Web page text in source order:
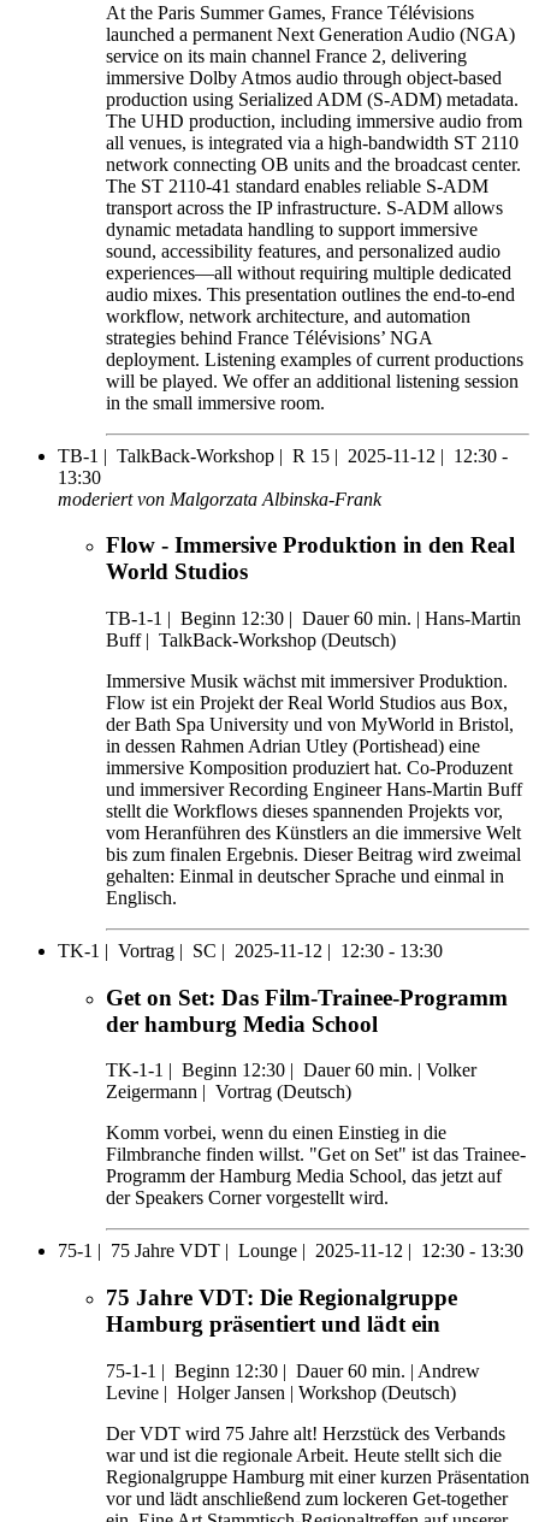
At the Paris Summer Games, France Télévisions
launched a permanent Next Generation Audio (NGA)
service on its main channel France 2, delivering
immersive Dolby Atmos audio through object-based
production using Serialized ADM (S-ADM) metadata.
The UHD production, including immersive audio from
all venues, is integrated via a high-bandwidth ST 2110
network connecting OB units and the broadcast center.
The ST 2110-41 standard enables reliable S-ADM
transport across the IP infrastructure. S-ADM allows
dynamic metadata handling to support immersive
sound, accessibility features, and personalized audio
experiences—all without requiring multiple dedicated
audio mixes. This presentation outlines the end-to-end
workflow, network architecture, and automation
strategies behind France Télévisions’ NGA
deployment. Listening examples of current productions
will be played. We offer an additional listening session
in the small immersive room.
TB-1 | TalkBack-Workshop | R 15 | 2025-11-12 | 12:30 -
13:30
moderiert von Malgorzata Albinska-Frank
Flow - Immersive Produktion in den Real
World Studios
TB-1-1 | Beginn 12:30 | Dauer 60 min. | Hans-Martin
Buff | TalkBack-Workshop (Deutsch)
Immersive Musik wächst mit immersiver Produktion.
Flow ist ein Projekt der Real World Studios aus Box,
der Bath Spa University und von MyWorld in Bristol,
in dessen Rahmen Adrian Utley (Portishead) eine
immersive Komposition produziert hat. Co-Produzent
und immersiver Recording Engineer Hans-Martin Buff
stellt die Workflows dieses spannenden Projekts vor,
vom Heranführen des Künstlers an die immersive Welt
bis zum finalen Ergebnis. Dieser Beitrag wird zweimal
gehalten: Einmal in deutscher Sprache und einmal in
Englisch.
TK-1 | Vortrag | SC | 2025-11-12 | 12:30 - 13:30
Get on Set: Das Film-Trainee-Programm
der hamburg Media School
TK-1-1 Beginn 12:30 | Dauer 60 min. | Volker
Zeigermann |
Vortrag (Deutsch)
Komm vorbei, wenn du einen Einstieg in die
Filmbranche finden willst. "Get on Set" ist das Trainee-
Programm der Hamburg Media School, das jetzt auf
der Speakers Corner vorgestellt wird.
75-1 | 75 Jahre VDT | Lounge | 2025-11-12 | 12:30 - 13:30
75 Jahre VDT: Die Regionalgruppe
Hamburg präsentiert und lädt ein
75-1-1 | Beginn 12:30 | Dauer 60 min. | Andrew
Levine | Holger Jansen | Workshop (Deutsch)
Der VDT wird 75 Jahre alt! Herzstück des Verbands
war und ist die regionale Arbeit. Heute stellt sich die
Regionalgruppe Hamburg mit einer kurzen Präsentation
vor und lädt anschließend zum lockeren Get-together